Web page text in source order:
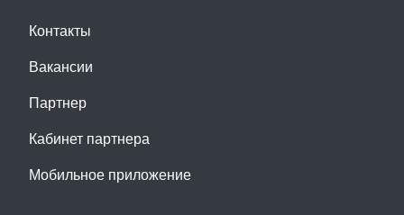
Контакты
Вакансии
Партнер
Кабинет партнера
Мобильное приложение